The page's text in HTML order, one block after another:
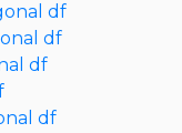
df
df
df
df